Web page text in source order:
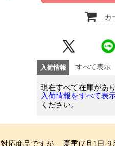
カ
入荷情報 すべて表示
現在すべて在庫があり
入荷情報をすべて表
ください。
対応商品ですが、 夏季(7月1日-9